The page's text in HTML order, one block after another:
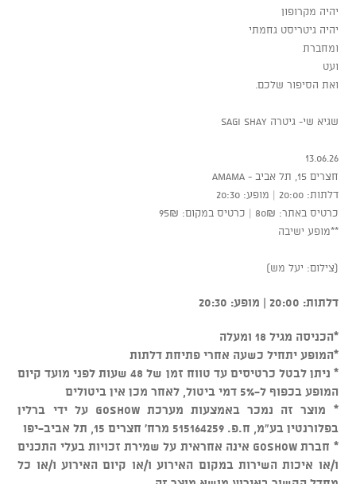
יהיה מקרופון
יהיה גיטריסט גחמתי
ומחברת
ועט
ואת הסיפור שלכם.
שגיא שי- גיטרה Sagi Shay
13.06.26
חצרים 15, תל אביב - AMAMA
דלתות: 20:00 | מופע: 20:30
כרטיס באתר: 80₪ | כרטיס במקום: 95₪
**מופע ישיבה
(צילום: יעל מש)
דלתות: 20:00 | מופע: 20:30
*הכניסה מגיל 18 ומעלה
*המופע יתחיל כשעה אחרי פתיחת דלתות
* ניתן לבטל כרטיסים עד טווח זמן של 48 שעות לפני מועד קיום
המופע בכפוף ל-5% דמי ביטול, לאחר מכן אין ביטולים
* מוצר זה נמכר באמצעות מערכת GOSHOW על ידי ברלין
בפלורנטין בע"מ, ח.פ. 515164259 מרח' חצרים 15, תל אביב-יפו
* חברת GOSHOW אינה אחראית על שמירת זכויות בעלי התכנים
ו/או איכות השירות במקום האירוע ו/או קיום האירוע ו/או כל